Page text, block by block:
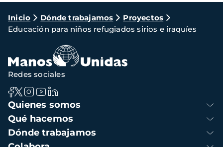
Ruta
de
navegación
Inicio Dónde trabajamos
Proyectos
Educación para niños refugiados sirios e iraquíes
Navegación
principal
Quienes somos
Qué hacemos
Dónde trabajamos
Redes sociales